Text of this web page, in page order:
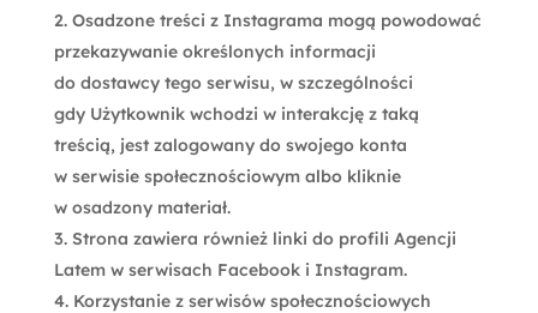
Osadzone treści z Instagrama mogą powodować
przekazywanie określonych informacji
do dostawcy tego serwisu, w szczególności
gdy Użytkownik wchodzi w interakcję z taką
treścią, jest zalogowany do swojego konta
w serwisie społecznościowym albo kliknie
w osadzony materiał.
Strona zawiera również linki do profili Agencji
Latem w serwisach Facebook i Instagram.
Korzystanie z serwisów społecznościowych